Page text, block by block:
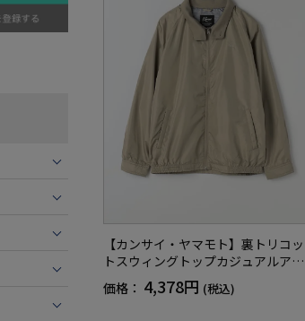
【カンサイ・ヤマモト】裏トリコッ
トスウィングトップカジュアルアウ
ター秋冬
価格： 4,378円 (税込)